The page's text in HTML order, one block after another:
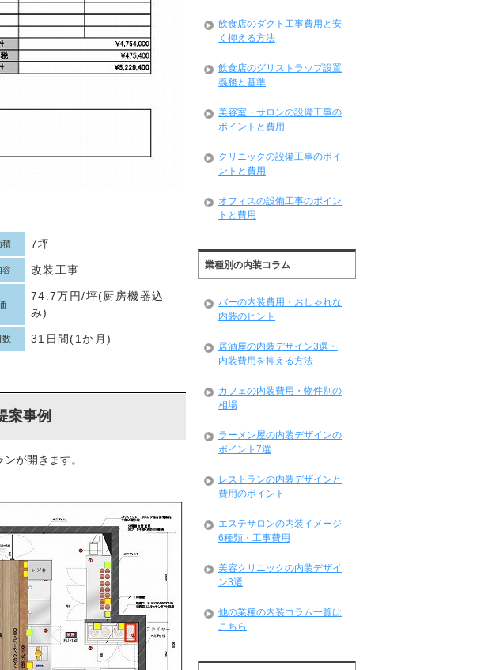
積 7坪
容 改装工事
74.7万円/坪(厨房機器込
み)
数 31日間(1か月)
案事例
が開きます。
飲食店のダクト工事費用と安
く抑える方法
飲食店のグリストラップ設置
義務と基準
美容室・サロンの設備工事の
ポイントと費用
クリニックの設備工事のポイ
ントと費用
オフィスの設備工事のポイン
トと費用
業種別の内装コラム
バーの内装費用・おしゃれな
内装のヒント
居酒屋の内装デザイン3選・
内装費用を抑える方法
カフェの内装費用・物件別の
相場
ラーメン屋の内装デザインの
ポイント7選
レストランの内装デザインと
費用のポイント
エステサロンの内装イメージ
6種類・工事費用
美容クリニックの内装デザイ
ン3選
他の業種の内装コラム一覧は
こちら